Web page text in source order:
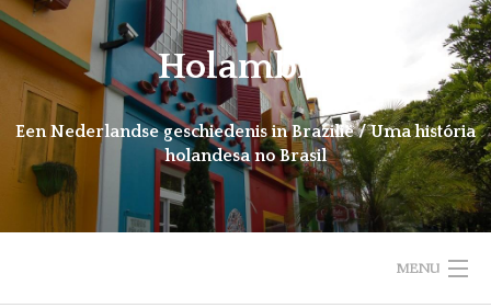
Ga
naar
de
inhoud
Holambra
Een Nederlandse geschiedenis in Brazilië / Uma história
holandesa no Brasil
MENU